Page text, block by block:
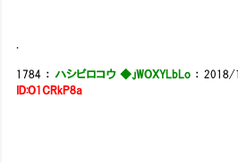
1784 ： ハシビロコウ ◆.jWOXYLbLo ：2018/
ID:O1CRkP8a